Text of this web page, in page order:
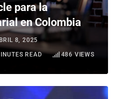
para la
en Colombia
8, 2025
READ 486 VIEWS